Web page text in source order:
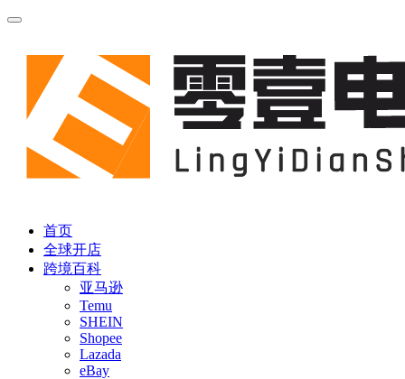
首页
全球开店
跨境百科
亚马逊
Temu
SHEIN
Shopee
Lazada
eBay